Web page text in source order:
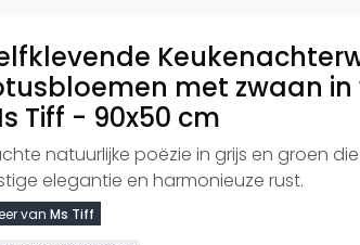
met zwaan in
Tiff - 90x50 cm
natuurlijke poëzie in grijs en groen
elegantie en harmonieuze rust.
van Ms Tiff